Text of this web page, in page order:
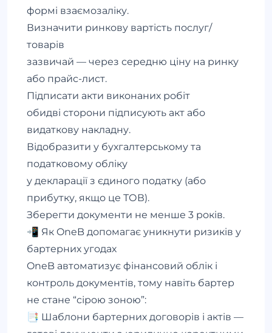
формі взаємозаліку.
Визначити ринкову вартість послуг/
товарів
зазвичай — через середню ціну на ринку
або прайс-лист.
Підписати акти виконаних робіт
обидві сторони підписують акт або
видаткову накладну.
Відобразити у бухгалтерському та
податковому обліку
у декларації з єдиного податку (або
прибутку, якщо це ТОВ).
Зберегти документи не менше 3 років.
📲 Як OneB допомагає уникнути ризиків у
бартерних угодах
OneB автоматизує фінансовий облік і
контроль документів, тому навіть бартер
не стане “сірою зоною”:
📑 Шаблони бартерних договорів і актів —